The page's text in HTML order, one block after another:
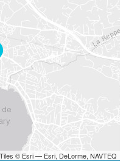
© Esri — Esri, DeLorme, NAVTEQ